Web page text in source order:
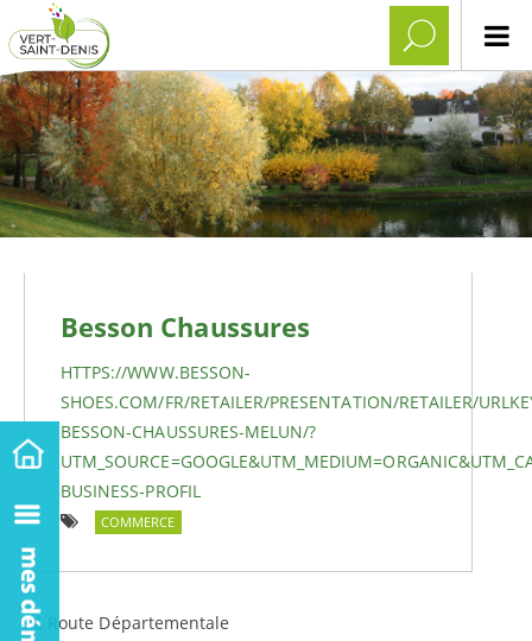
Besson Chaussures
HTTPS://WWW.BESSON-
SHOES.COM/FR/RETAILER/PRESENTATION/RETAILER/
BESSON-CHAUSSURES-MELUN/?
BUSINESS-PROFIL
COMMERCE
36 Route Départementale